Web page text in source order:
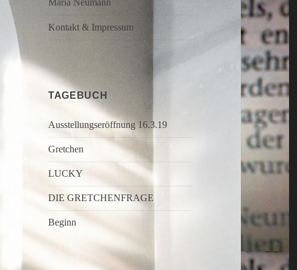
Maria Neumann
Kontakt & Impressum
TAGEBUCH
Ausstellungseröffnung 16.3.19
Gretchen
LUCKY
DIE GRETCHENFRAGE
Beginn